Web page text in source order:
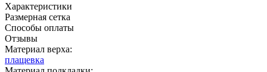
Характеристики
Размерная сетка
Способы оплаты
Отзывы
Материал верха:
плащевка